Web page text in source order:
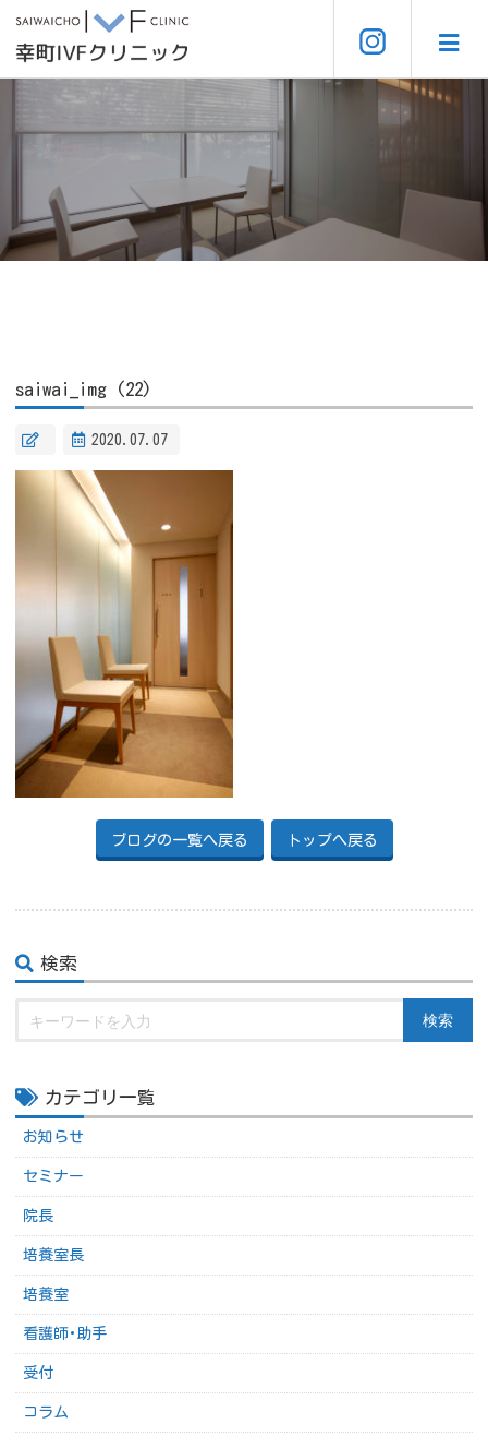
saiwai_img (22)
2020.07.07
ブログの一覧へ戻る トップへ戻る
検索
検索
カテゴリ一覧
お知らせ
セミナー
院長
培養室長
培養室
看護師･助手
受付
コラム